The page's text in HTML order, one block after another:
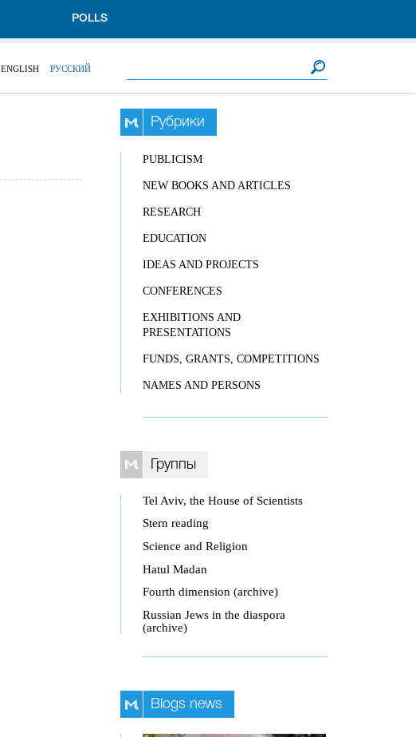
POLLS
ENGLISH РУССКИЙ
Рубрики
PUBLICISM
NEW BOOKS AND ARTICLES
RESEARCH
EDUCATION
IDEAS AND PROJECTS
CONFERENCES
EXHIBITIONS AND
PRESENTATIONS
FUNDS, GRANTS, COMPETITIONS
NAMES AND PERSONS
Группы
Tel Aviv, the House of Scientists
Stern reading
Science and Religion
Hatul Madan
Fourth dimension (archive)
Russian Jews in the diaspora
(archive)
Blogs news